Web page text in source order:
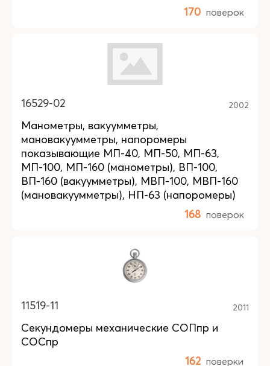
170 поверок
16529-02 2002
Манометры, вакуумметры,
мановакуумметры, напоромеры
показывающие МП-40, МП-50, МП-63,
МП-100, МП-160 (манометры), ВП-100,
ВП-160 (вакуумметры), МВП-100, МВП-160
(мановакуумметры), НП-63 (напоромеры)
168 поверок
11519-11 2011
Секундомеры механические СОПпр и
СОСпр
162 поверки